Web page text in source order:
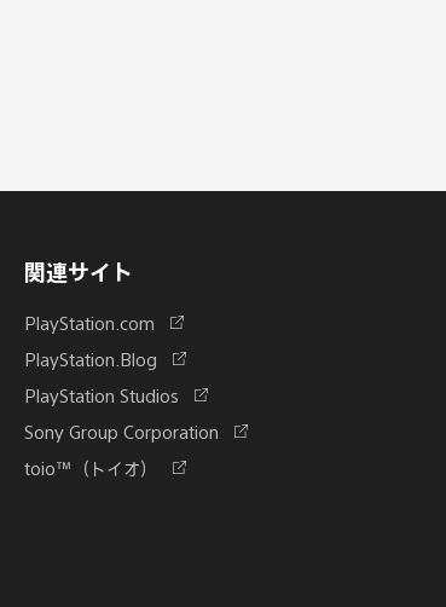
関連サイト
PlayStation.com
新
い
タ
開
PlayStation.Blog
新
い
タ
ブ
PlayStation Studios
新
い
タ
Sony Group Corporation
新
toio™（トイオ）
新